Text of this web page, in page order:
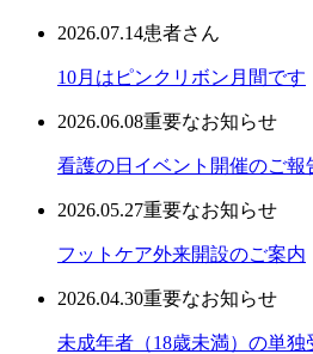
2026.07.14患者さん
10月はピンクリボン月間です
2026.06.08重要なお知らせ
看護の日イベント開催のご報
2026.05.27重要なお知らせ
フットケア外来開設のご案内
2026.04.30重要なお知らせ
未成年者（18歳未満）の単独